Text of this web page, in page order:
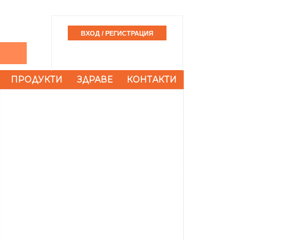
ПРОДУКТИ ЗДРАВЕ КОНТАКТИ